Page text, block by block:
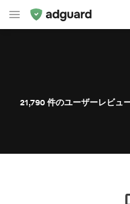
21,790 件のユーザーレビュ